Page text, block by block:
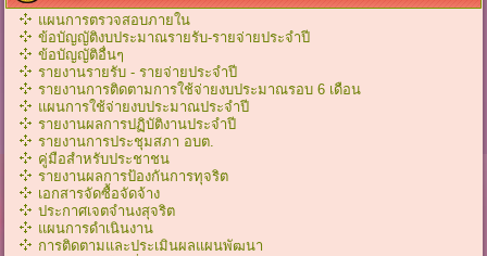
แผนการตรวจสอบภายใน
ข้อบัญญัติงบประมาณรายรับ-รายจ่ายประจำปี
ข้อบัญญัติอื่นๆ
รายงานรายรับ - รายจ่ายประจำปี
รายงานการติดตามการใช้จ่ายงบประมาณรอบ 6 เดือน
แผนการใช้จ่ายงบประมาณประจำปี
รายงานผลการปฏิบัติงานประจำปี
รายงานการประชุมสภา อบต.
คู่มือสำหรับประชาชน
รายงานผลการป้องกันการทุจริต
เอกสารจัดซื้อจัดจ้าง
ประกาศเจตจำนงสุจริต
แผนการดำเนินงาน
การติดตามและประเมินผลแผนพัฒนา